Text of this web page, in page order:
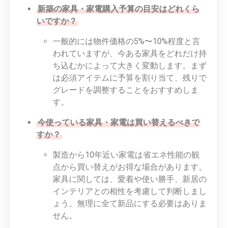
新築の家具・家電購入予算の目安はどれくら
いですか？
一般的には物件価格の5%〜10%程度と言
われていますが、今ある家具をどれだけ持
ち込むかによって大きく変動します。まず
は必須アイテムに予算を割り当て、残りで
グレードを調整することをおすすめしま
す。
今使っている家具・家電は買い替えるべきで
すか？
製造から10年近い家電は省エネ性能の観
点から買い替えがお得な場合があります。
家具に関しては、愛着や使い勝手、新居の
インテリアとの相性を考慮して判断しまし
ょう。無理に全て新品にする必要はありま
せん。